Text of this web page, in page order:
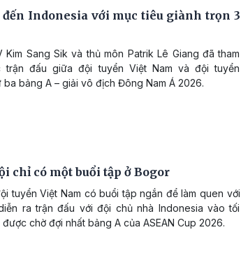
Indonesia với mục tiêu giành trọn 3
Kim Sang Sik và thủ môn Patrik Lê Giang đã tham
đấu giữa đội tuyển Việt Nam và đội tuyển
bảng A – giải vô địch Đông Nam Á 2026.
chỉ có một buổi tập ở Bogor
tuyển Việt Nam có buổi tập ngắn để làm quen với
ra trận đấu với đội chủ nhà Indonesia vào tối
chờ đợi nhất bảng A của ASEAN Cup 2026.